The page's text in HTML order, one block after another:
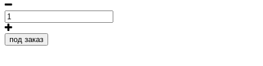
под заказ